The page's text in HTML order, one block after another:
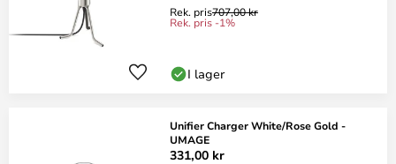
Rek. pris707,00 kr
Rek. pris -1%
I lager
Unifier Charger White/Rose Gold -
UMAGE
331,00 kr